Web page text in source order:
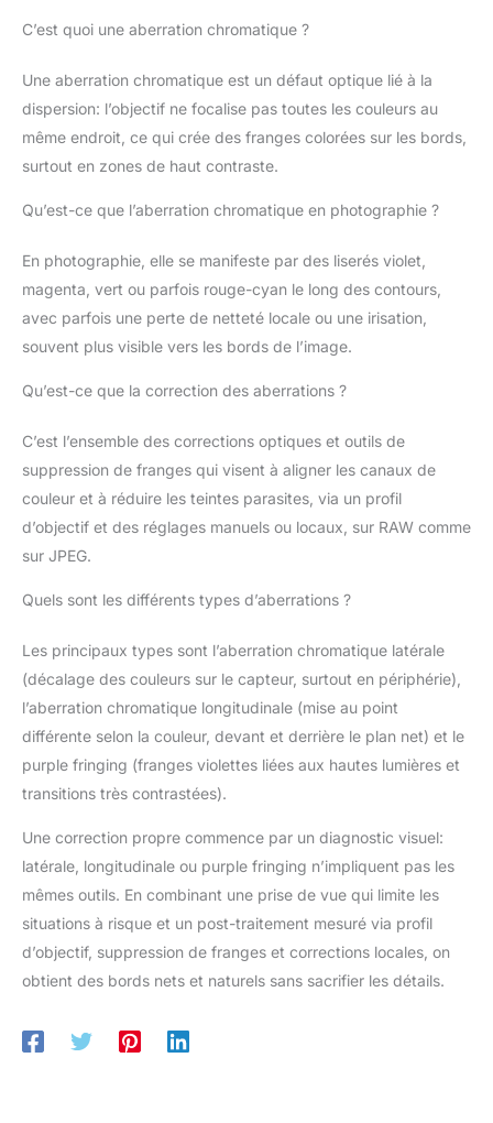
C’est quoi une aberration chromatique ?
Une aberration chromatique est un défaut optique lié à la
dispersion: l’objectif ne focalise pas toutes les couleurs au
même endroit, ce qui crée des franges colorées sur les bords,
surtout en zones de haut contraste.
Qu’est-ce que l’aberration chromatique en photographie ?
En photographie, elle se manifeste par des liserés violet,
magenta, vert ou parfois rouge-cyan le long des contours,
avec parfois une perte de netteté locale ou une irisation,
souvent plus visible vers les bords de l’image.
Qu’est-ce que la correction des aberrations ?
C’est l’ensemble des corrections optiques et outils de
suppression de franges qui visent à aligner les canaux de
couleur et à réduire les teintes parasites, via un profil
d’objectif et des réglages manuels ou locaux, sur RAW comme
sur JPEG.
Quels sont les différents types d’aberrations ?
Les principaux types sont l’aberration chromatique latérale
(décalage des couleurs sur le capteur, surtout en périphérie),
l’aberration chromatique longitudinale (mise au point
différente selon la couleur, devant et derrière le plan net) et le
purple fringing (franges violettes liées aux hautes lumières et
transitions très contrastées).
Une correction propre commence par un diagnostic visuel:
latérale, longitudinale ou purple fringing n’impliquent pas les
mêmes outils. En combinant une prise de vue qui limite les
situations à risque et un post-traitement mesuré via profil
d’objectif, suppression de franges et corrections locales, on
obtient des bords nets et naturels sans sacrifier les détails.